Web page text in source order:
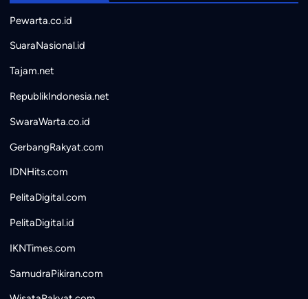
Pewarta.co.id
SuaraNasional.id
Tajam.net
RepublikIndonesia.net
SwaraWarta.co.id
GerbangRakyat.com
IDNHits.com
PelitaDigital.com
PelitaDigital.id
IKNTimes.com
SamudraPikiran.com